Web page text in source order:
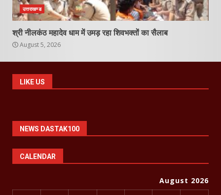
उत्तराखण्ड
श्री नीलकंठ महादेव धाम में उमड़ रहा शिवभक्तों का सैलाब
August 5, 2026
LIKE US
NEWS DASTAK100
CALENDAR
August 2026